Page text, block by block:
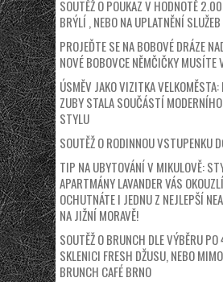
SOUTĚŽ O POUKAZ V HODNOTĚ
BRÝLÍ , NEBO NA UPLATNĚNÍ
PROJEĎTE SE NA BOBOVÉ DRÁZE
NOVÉ BOBOVCE NĚMČIČKY MUSÍTE
ÚSMĚV JAKO VIZITKA VELKOMĚSTA:
ZUBY STALA SOUČÁSTÍ
STYLU
SOUTĚŽ O RODINNOU VSTUPENKU
TIP NA UBYTOVÁNÍ V MIKULOVĚ:
APARTMÁNY LAVANDER VÁS
OCHUTNÁTE I JEDNU Z NEJLEPŠÍ
NA JIŽNÍ MORAVĚ!
SOUTĚŽ O BRUNCH DLE VÝBĚRU
SKLENICI FRESH DŽUSU, NEBO
BRUNCH CAFÉ BRNO